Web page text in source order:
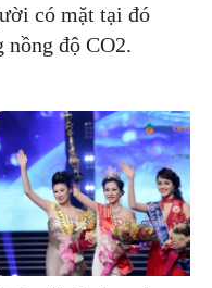
có mặt tại đó
nồng độ CO2.